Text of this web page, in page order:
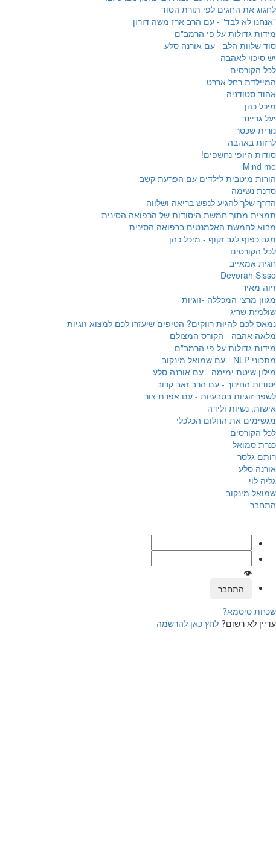
לחגוג את החגים לפי תורת הסוד
"אנחנו לא לבד" - עם הרב ארז משה דורון
מידות גדולות על פי הרמב"ם
סוד שלוות הלב - עם אורנה סלע
יש סיכוי לאהבה
לכל הקורסים
המיילדת רחל אררט
אהוד סטודניה
מיכל כהן
יעל גריינר
נורית שכטר
לרזות באהבה
סודות היופי נחשפים!
Mind me
הורות מיטבית לילדים עם הפרעת קשב
סדנת נשימה
הדרך שלך להגיע לנפש בריאה ושלווה
תמצית מתוך חמשת היסודות של הרפואה הסינית
מבוא לחמשת האלמנטים ברפואה הסינית
מגב כפוף לגב זקוף - מיכל כהן
לכל הקורסים
חגית אמאייב
Devorah Sisso
זיוה מאיר
מגוון מרצי המכללה -זוגיות
שולמית שריג
נמאס לכם להיות רווקים? הטיפים שיעזרו לכם למצוא זוגיות
מלאה אהבה - הקורס המצולם
מידות גדולות על פי הרמב"ם
מתכוני NLP - עם שמואל מינקוב
מילון שיטת ימימה - עם אורנה סלע
יסודות החינוך - עם הרב זאב קרוב
לשפר זוגיות בטבעיות - עם אפרת צור
אישות, נשיות ולידה
מגשימים את החלום הכלכלי
לכל הקורסים
כנרת סמואל
רותם גלסר
אורנה סלע
גליה לוי
שמואל מינקוב
התחבר
👁
שכחת סיסמא?
עדיין לא רשום? לחץ כאן להרשמה